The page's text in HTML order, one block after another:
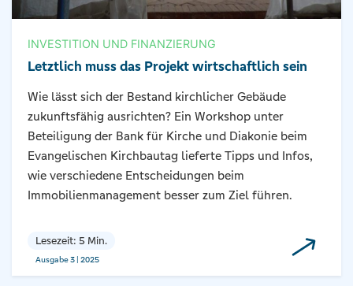
INVESTITION UND FINANZIERUNG
Letztlich muss das Projekt wirtschaftlich sein
Wie lässt sich der Bestand kirchlicher Gebäude
zukunftsfähig ausrichten? Ein Workshop unter
Beteiligung der Bank für Kirche und Diakonie beim
Evangelischen Kirchbautag lieferte Tipps und Infos,
wie verschiedene Entscheidungen beim
Immobilienmanagement besser zum Ziel führen.
Lesezeit: 5 Min.
Ausgabe 3 | 2025